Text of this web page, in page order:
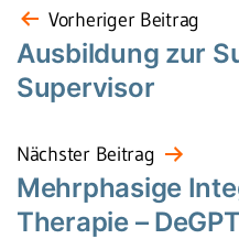
Vorheriger Beitrag
Ausbildung zur
Supervisor
Nächster Beitrag
Mehrphasige
Therapie – DeGPT